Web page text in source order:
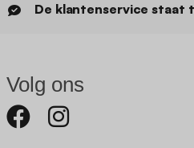
De klantenservice staat
Volg ons